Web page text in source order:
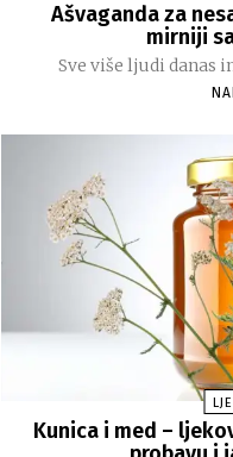
Ašvaganda za
mirniji
Sve više ljudi danas
Kunica i med –